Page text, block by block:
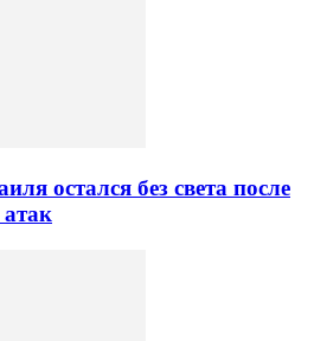
остался без света после